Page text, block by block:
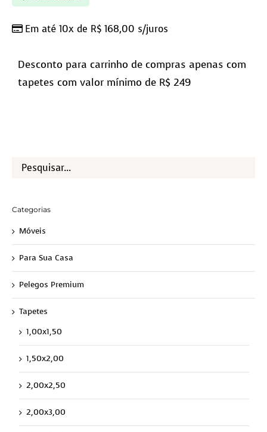
Em até 10x de R$ 168,00 s/juros
Desconto para carrinho de compras apenas com
tapetes com valor mínimo de R$ 249
Categorias
Móveis
Para Sua Casa
Pelegos Premium
Tapetes
1,00x1,50
1,50x2,00
2,00x2,50
2,00x3,00